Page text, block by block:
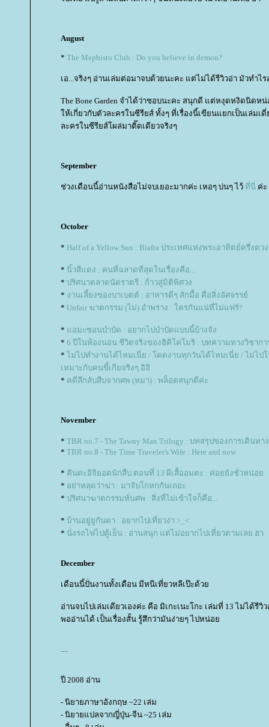
August
* The Mephisto Club : Do you believe in demon?
เอ...จริงๆ อ่านเล่มต่อมาจบด้วยนะคะ แต่ไม่ได้รีวิวอ่า มัวทำไร
The Bone Garden จำได้ว่าชอบนะคะ สนุกดี แต่หงุดหงิดนิดห
ห้เกี่ยวกับตัวละครในซีรียส์ ทั้งๆ ที่เรื่องนี้เขียนแยกเป็นเล่มเดี่
ละครในซีรียส์โผล่มาติ๊ดเดียวจริงๆ
September
ช่วงเดือนนี้อ่านหนังสือไม่จบเยอะมากค่ะ เหอๆ บ่นๆ ไว้ ที่นี่ ค่ะ
October
* Half of a Yellow Sun : Biafra ประเทศแห่งพระอาทิตย์ครึ่งดวง
* นิ้วสีแดง : คนที่ฉลาดที่สุดในเรื่องคือ...
* ปริศนาตลาดนัดราตรี : ก้าวสู่มิติพิศวง
* งานเลี้ยงของบาเบตต์ : อาหารดีๆ สักมื้อ คือสิ่งอัศจรรย์
* Unfair ฆาตกรรม (ไม่) อำพราง : ใครกันแน่ที่ไม่แฟร์?
* อมะซอนบำบัด : อยากไปบำบัดแบบนี้บ้างจัง
* 6 ปีในห้องนอน ชีวิตจริงของฮิคิโคโมริ : บทความทางวิชากา
* ไม่ไปทำงานได้ไหมเนี่ย / โดดงานทุกวันได้ไหมเนี่ย / ไม่ไป
เหมาะกับคนขี้เกียจริงๆ อิอิ
* คดีลึกลับสืบจากศพ (หมา) : พล็อตสนุกดีค่ะ
November
* TBR no.7 - The Tawny Man Trilogy : บทสรุปของการเดินท
* TBR no.8 - The Time Traveler's Wife : Here and now
* คินดะอิจิยอดนักสืบ ตอนที่ 13 ผีเสื้ออมตะ : ค่อยยังชั่วหน่อ
* อย่าหลุดว่าฆ่า : มาจับโกหกกันเถอะ
* ปริศนาฆาตกรรมหั่นศพ : สิ่งที่ไม่เข้าใจก็คือ...
* บ้านอยู่ยูกันดา : อยากไปเที่ยวง่า >_<
* นั่งรถไฟไปตู้เย็น : อ่านสนุก แต่ไม่อยากไปเที่ยวตามเลย ฮา
December
เดือนนี้ปั่นงานทั้งเดือน มีหนีเที่ยวหลีเป๊ะด้ว
อ่านจบไปเล่มเดียวเองค่ะ คือ มิเกะเนะโกะ เล่มที่ 13 ไม่ได้รีวิ
พออ่านได้ เป็นเรื่องสั้น รู้สึกว่ามันง่ายๆ ไปหน่อ
....
ปี 2008 อ่าน
- นิยายภาษาอังกฤษ ~22 เล่ม
- นิยายแปลจากญี่ปุ่น-จีน ~25 เล่ม